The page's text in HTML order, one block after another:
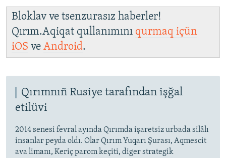
Bloklav ve tsenzurasız haberler!
Qırım.Aqiqat qullanımını qurmaq içün
iOS ve Android.
Qırımnıñ Rusiye tarafından işğal
etilüvi
2014 senesi fevral ayında Qırımda işaretsiz urbada silâlı
insanlar peyda oldı. Olar Qırım Yuqarı Şurası, Aqmescit
ava limanı, Keriç parom keçiti, diger strategik